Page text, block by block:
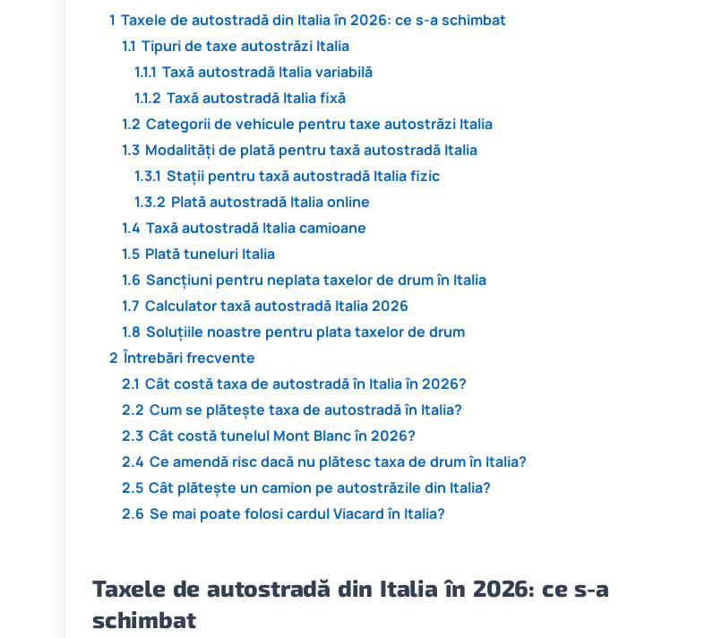
1 Taxele de autostradă din Italia în 2026: ce s-a schimbat
1.1 Tipuri de taxe autostrăzi Italia
1.1.1 Taxă autostradă Italia variabilă
1.1.2 Taxă autostradă Italia fixă
1.2 Categorii de vehicule pentru taxe autostrăzi Italia
1.3 Modalități de plată pentru taxă autostradă Italia
1.3.1 Stații pentru taxă autostradă Italia fizic
1.3.2 Plată autostradă Italia online
1.4 Taxă autostradă Italia camioane
1.5 Plată tuneluri Italia
1.6 Sancțiuni pentru neplata taxelor de drum în Italia
1.7 Calculator taxă autostradă Italia 2026
1.8 Soluțiile noastre pentru plata taxelor de drum
2 Întrebări frecvente
2.1 Cât costă taxa de autostradă în Italia în 2026?
2.2 Cum se plătește taxa de autostradă în Italia?
2.3 Cât costă tunelul Mont Blanc în 2026?
2.4 Ce amendă risc dacă nu plătesc taxa de drum în Italia?
2.5 Cât plătește un camion pe autostrăzile din Italia?
2.6 Se mai poate folosi cardul Viacard în Italia?
Taxele de autostradă din Italia în 2026: ce s-a
schimbat